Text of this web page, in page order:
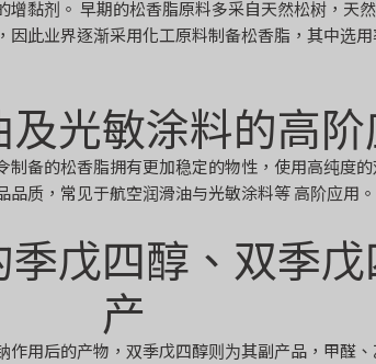
黏剂。 早期的松香脂原料多采自天然松树，天
因此业界逐渐采用化工原料制备松香脂，其中选
光敏涂料的高阶
制备的松香脂拥有更加稳定的物性，使用高纯度
质，常见于航空润滑油与光敏涂料等 高阶应用。
戊四醇、双季
产
作用后的产物，双季戊四醇则为其副产品，甲醛